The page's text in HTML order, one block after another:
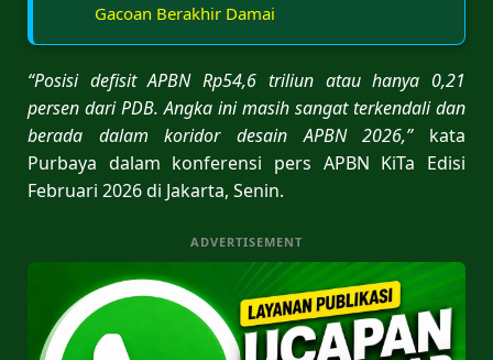
Gacoan Berakhir Damai
“Posisi defisit APBN Rp54,6 triliun atau hanya 0,21
persen dari PDB. Angka ini masih sangat terkendali dan
berada dalam koridor desain APBN 2026,”kata
Purbaya dalam konferensi pers APBN KiTa Edisi
Februari 2026 di Jakarta, Senin.
ADVERTISEMENT